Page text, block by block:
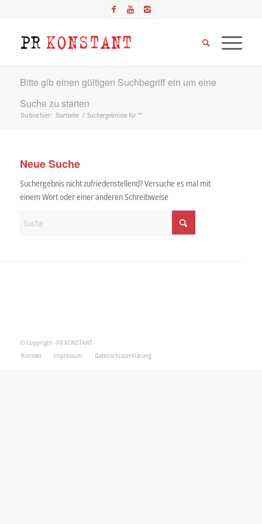
Bitte gib einen gültigen Suchbegriff ein um eine
Suche zu starten
Du bist hier: Startseite / Suchergebnisse für ""
Neue Suche
Suchergebnis nicht zufriedenstellend? Versuche es mal mit
einem Wort oder einer anderen Schreibweise
© Copyright - PR KONSTANT
Kontakt
Impressum Datenschutzerklärung